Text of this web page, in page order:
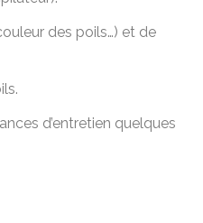
des poils…) et de
d’entretien quelques